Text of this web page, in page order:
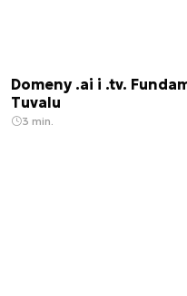
Domeny .ai i .tv.
Tuvalu
3 min.